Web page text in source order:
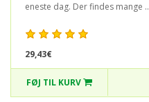
eneste dag. Der findes mange ..
29,43€
FØJ TIL KURV